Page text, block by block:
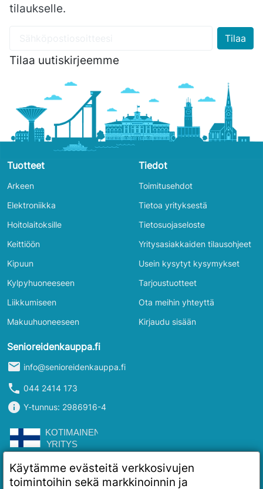
tilaukselle.
Tilaa uutiskirjeemme
Tuotteet
Arkeen
Elektroniikka
Hoitolaitoksille
Keittiöön
Kipuun
Kylpyhuoneeseen
Liikkumiseen
Makuuhuoneeseen
Tiedot
Toimitusehdot
Tietoa yrityksestä
Tietosuojaseloste
Yritysasiakkaiden tilausohjeet
Usein kysytyt kysymykset
Tarjoustuotteet
Ota meihin yhteyttä
Kirjaudu sisään
Senioreidenkauppa.fi
mail info@senioreidenkauppa.fi
phone 044 2414 173
info Y-tunnus: 2986916-4
Käytämme evästeitä verkkosivujen
toimintoihin sekä markkinoinnin ja